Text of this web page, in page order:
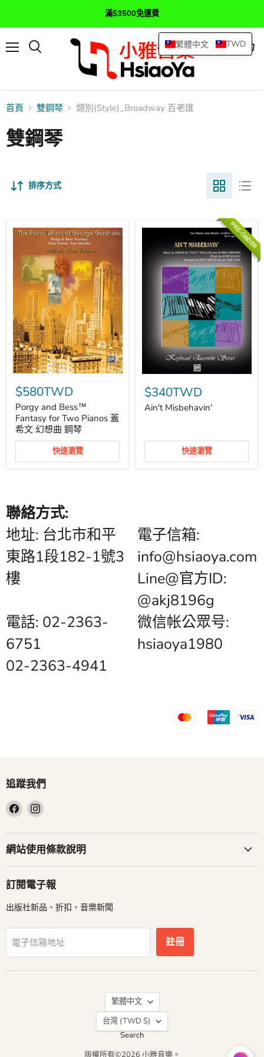
滿$3500免運費
查
首頁 雙鋼琴 類別(Style)_Broadway 百老匯
雙鋼琴
排序方式
Porgy
and
Bess™
Fantasy
for
Two
Pianos
蓋
文
琴
$580TWD
Porgy and Bess™
Fantasy for Two Pianos 蓋
希文 幻想曲 鋼琴
快速瀏覽
Ain't
Misbehavin'
PRE-ORDER
$340TWD
Ain't Misbehavin'
快速瀏覽
聯絡方式:
地址: 台北市和平
東路1段182-1號3
樓
電話: 02-2363-
6751
02-2363-4941
電子信箱:
info@hsiaoya.com
Line@官方ID:
@akj8196g
微信帐公眾号:
hsiaoya1980
追蹤我們
在
Facebook
找
到
在
找
到
網站使用條款說明
訂閱電子報
出版社新品、折扣、音樂新聞
電子信箱地址 註冊
語
言
繁體中文
台灣
(TWD $)
Search
版權所有©2026 小雅音樂。
繁體中文 TWD